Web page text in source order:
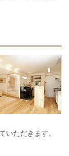
いただきます。